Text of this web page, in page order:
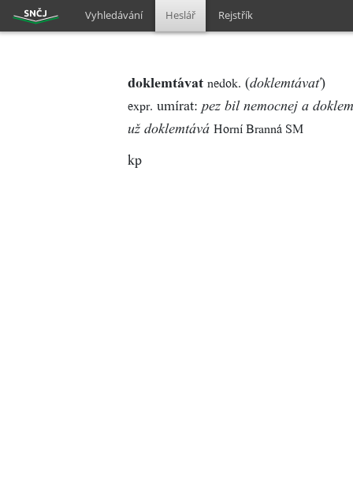
Vyhledávání Heslář Rejstřík
doklemtávat nedok. (doklemtávať)
expr. umírat: pez bil nemocnej a
už doklemtává Horní Branná SM
kp